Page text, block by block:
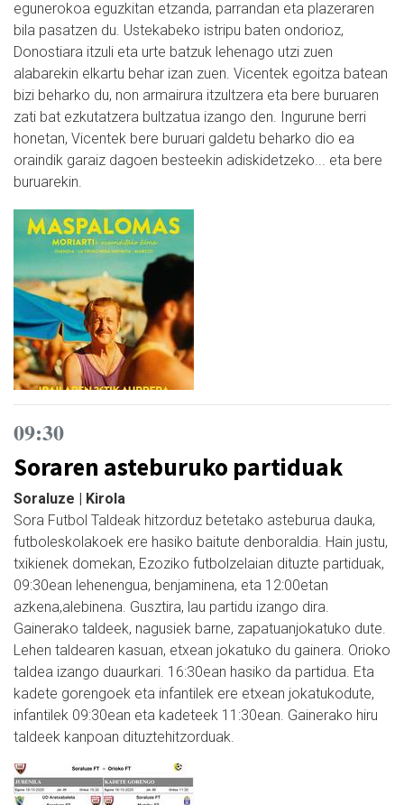
egunerokoa eguzkitan etzanda, parrandan eta plazeraren
bila pasatzen du. Ustekabeko istripu baten ondorioz,
Donostiara itzuli eta urte batzuk lehenago utzi zuen
alabarekin elkartu behar izan zuen. Vicentek egoitza batean
bizi beharko du, non armairura itzultzera eta bere buruaren
zati bat ezkutatzera bultzatua izango den. Ingurune berri
honetan, Vicentek bere buruari galdetu beharko dio ea
oraindik garaiz dagoen besteekin adiskidetzeko... eta bere
buruarekin.
09:30
Soraren asteburuko partiduak
Soraluze | Kirola
Sora Futbol Taldeak hitzorduz betetako asteburua dauka,
futboleskolakoek ere hasiko baitute denboraldia. Hain justu,
txikienek domekan, Ezoziko futbolzelaian dituzte partiduak,
09:30ean lehenengua, benjaminena, eta 12:00etan
azkena,alebinena. Gusztira, lau partidu izango dira.
Gainerako taldeek, nagusiek barne, zapatuanjokatuko dute.
Lehen taldearen kasuan, etxean jokatuko du gainera. Orioko
taldea izango duaurkari. 16:30ean hasiko da partidua. Eta
kadete gorengoek eta infantilek ere etxean jokatukodute,
infantilek 09:30ean eta kadeteek 11:30ean. Gainerako hiru
taldeek kanpoan dituztehitzorduak.